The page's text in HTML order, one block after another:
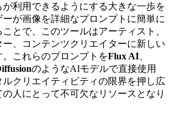
利用できるようにする大きな一歩を
が画像を詳細なプロンプトに簡単に
とで、このツールはアーティスト、
、コンテンツクリエイターに新しい
これらのプロンプトをFlux AI
のようなAIモデルで直接使用
クリエイティビティの限界を押し広
人にとって不可欠なリソースとなり